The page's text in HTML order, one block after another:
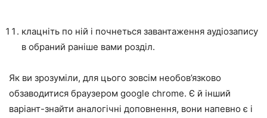
клацніть по ній і почнеться завантаження аудіозапису
в обраний раніше вами розділ.
Як ви зрозуміли, для цього зовсім необов’язково
обзаводитися браузером google chrome. Є й інший
варіант-знайти аналогічні доповнення, вони напевно є і